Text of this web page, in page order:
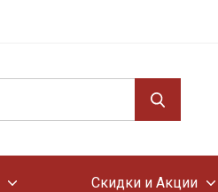
Скидки и Акции